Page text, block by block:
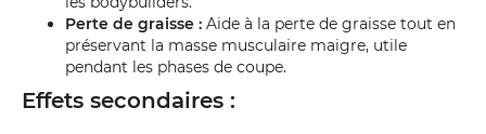
Perte de graisse : Aide à la perte de graisse tout en
préservant la masse musculaire maigre, utile
pendant les phases de coupe.
Effets secondaires :